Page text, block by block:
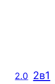
2.0 2в1